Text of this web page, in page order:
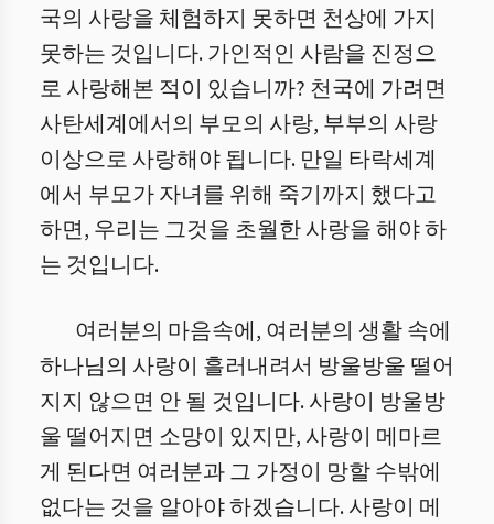
국의 사랑을 체험하지 못하면 천상에 가지
못하는 것입니다. 가인적인 사람을 진정으
로 사랑해본 적이 있습니까? 천국에 가려면
사탄세계에서의 부모의 사랑, 부부의 사랑
이상으로 사랑해야 됩니다. 만일 타락세계
에서 부모가 자녀를 위해 죽기까지 했다고
하면, 우리는 그것을 초월한 사랑을 해야 하
는 것입니다.
여러분의 마음속에, 여러분의 생활 속에
하나님의 사랑이 흘러내려서 방울방울 떨어
지지 않으면 안 될 것입니다. 사랑이 방울방
울 떨어지면 소망이 있지만, 사랑이 메마르
게 된다면 여러분과 그 가정이 망할 수밖에
없다는 것을 알아야 하겠습니다. 사랑이 메